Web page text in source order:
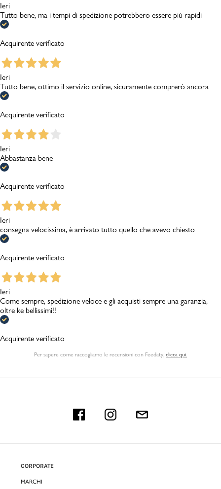
Ieri
Tutto bene, ma i tempi di spedizione potrebbero essere più rapidi
Acquirente verificato
Ieri
Tutto bene, ottimo il servizio online, sicuramente comprerò ancora
Acquirente verificato
Ieri
Abbastanza bene
Acquirente verificato
Ieri
consegna velocissima, è arrivato tutto quello che avevo chiesto
Acquirente verificato
Ieri
Come sempre, spedizione veloce e gli acquisti sempre una garanzia,
oltre ke bellissimi!!
Acquirente verificato
Per sapere come raccogliamo le recensioni con Feedaty, clicca qui.
CORPORATE
MARCHI